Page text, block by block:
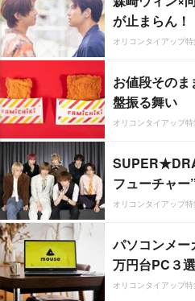
が止まらん！
オリコンタイアップ特
お値段その
盤振る舞い
オリコンタイアップ特
フューチャー”
オリコンタイアップ特
パソコンメ
万円台PC３選
オリコンタイアップ特